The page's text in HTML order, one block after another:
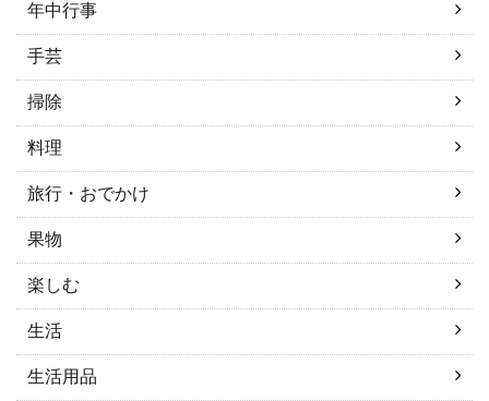
年中行事
手芸
掃除
料理
旅行・おでかけ
果物
楽しむ
生活
生活用品